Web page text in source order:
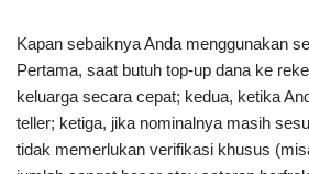
Kapan sebaiknya Anda menggunakan
Pertama, saat butuh top-up dana ke
keluarga secara cepat; kedua, ketika
teller; ketiga, jika nominalnya masih
tidak memerlukan verifikasi khusus